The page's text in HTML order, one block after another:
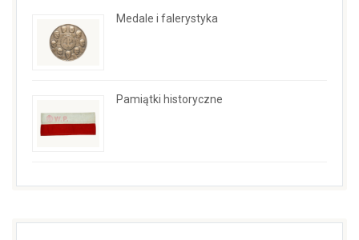
Medale i falerystyka
Pamiątki historyczne